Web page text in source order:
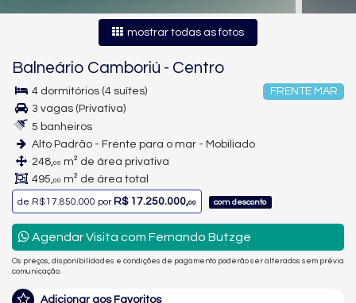
mostrar todas as fotos
Balneário Camboriú - Centro
FRENTE MAR
4 dormitórios (4 suítes)
3 vagas (Privativa)
5 banheiros
Alto Padrão - Frente para o mar - Mobiliado
248,06 m² de área privativa
495,00 m² de área total
de R$ 17.850.000 porR$ 17.250.000,00 com desconto
Agendar Visita com Fernando Butzge
Os preços, disponibilidades e condições de pagamento poderão ser alterados sem prévia
comunicação.
Adicionar aos Favoritos